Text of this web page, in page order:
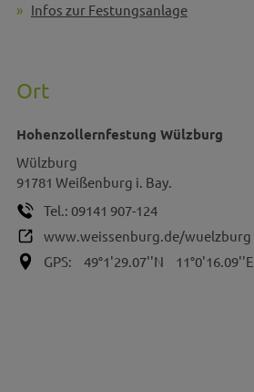
Infos zur Festungsanlage
Ort
Hohenzollernfestung Wülzburg
Wülzburg
91781 Weißenburg i. Bay.
Tel.: 09141 907-124
www.weissenburg.de/wuelzburg
GPS:
49°1'29.07''N 11°0'16.09''E